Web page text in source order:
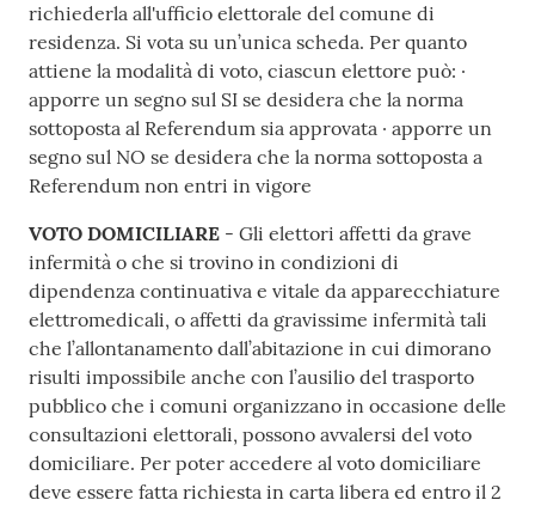
richiederla all'ufficio elettorale del comune di
residenza. Si vota su un’unica scheda. Per quanto
attiene la modalità di voto, ciascun elettore può: ·
apporre un segno sul SI se desidera che la norma
sottoposta al Referendum sia approvata · apporre un
segno sul NO se desidera che la norma sottoposta a
Referendum non entri in vigore
VOTO DOMICILIARE - Gli elettori affetti da grave
infermità o che si trovino in condizioni di
dipendenza continuativa e vitale da apparecchiature
elettromedicali, o affetti da gravissime infermità tali
che l’allontanamento dall’abitazione in cui dimorano
risulti impossibile anche con l’ausilio del trasporto
pubblico che i comuni organizzano in occasione delle
consultazioni elettorali, possono avvalersi del voto
domiciliare. Per poter accedere al voto domiciliare
deve essere fatta richiesta in carta libera ed entro il 2